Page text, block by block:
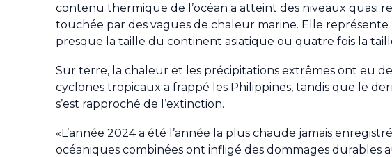
contenu thermique de l’océan a atteint des niveaux quasi
touchée par des vagues de chaleur marine. Elle
presque la taille du continent asiatique ou quatre fois la
Sur terre, la chaleur et les précipitations extrêmes ont eu
cyclones tropicaux a frappé les Philippines, tandis que le
s’est rapproché de l’extinction.
«L’année 2024 a été l’année la plus chaude jamais
océaniques combinées ont infligé des dommages durables